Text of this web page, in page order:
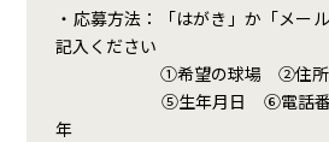
・応募方法：「はがき」か「メー
記入ください
①希望の球場 ②住所
⑤生年月日 ⑥電話番
年